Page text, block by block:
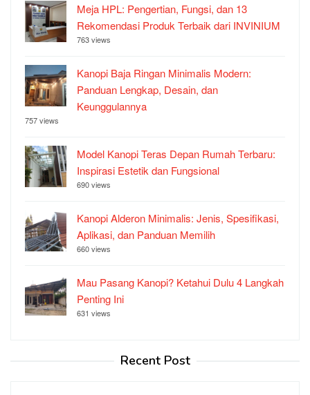
Meja HPL: Pengertian, Fungsi, dan 13
Rekomendasi Produk Terbaik dari INVINIUM
763 views
Kanopi Baja Ringan Minimalis Modern:
Panduan Lengkap, Desain, dan
Keunggulannya
757 views
Model Kanopi Teras Depan Rumah Terbaru:
Inspirasi Estetik dan Fungsional
690 views
Kanopi Alderon Minimalis: Jenis, Spesifikasi,
Aplikasi, dan Panduan Memilih
660 views
Mau Pasang Kanopi? Ketahui Dulu 4 Langkah
Penting Ini
631 views
Recent Post